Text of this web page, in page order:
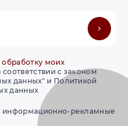
обработку моих
соответствии с законом
данных" и Политикой
данных
информационно-рекламные